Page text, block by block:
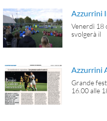
Azzurrini
Venerdì 18
svolgerà il
Azzurrini
Grande
16.00 alle